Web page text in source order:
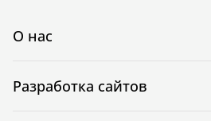
О нас
Разработка сайтов